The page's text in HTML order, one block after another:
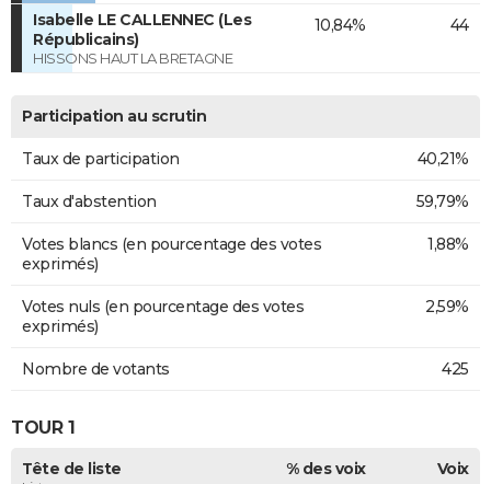
Isabelle LE CALLENNEC (Les
Républicains)
HISSONS HAUT LA BRETAGNE
10,84% 44
Participation au scrutin
Taux de participation 40,21%
Taux d'abstention 59,79%
Votes blancs (en pourcentage des votes
exprimés)
1,88%
Votes nuls (en pourcentage des votes
exprimés)
2,59%
Nombre de votants 425
TOUR 1
Tête de liste % des voix Voix